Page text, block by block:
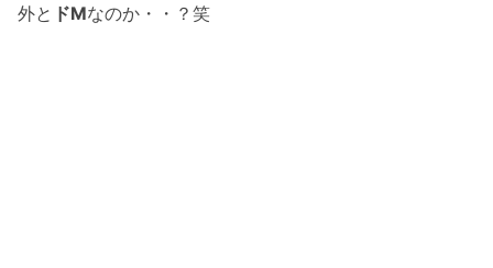
外と ドMなのか・・？笑